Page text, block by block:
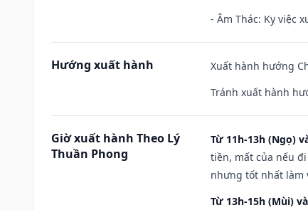
- Âm Thác: Kỵ việc
Hướng xuất hành
Xuất hành hướng
Tránh xuất hành
Giờ xuất hành Theo Lý
Thuần Phong
Từ 11h-13h (Ngọ)
tiền, mất của nếu
nhưng tốt nhất làm
Từ 13h-15h (Mùi)